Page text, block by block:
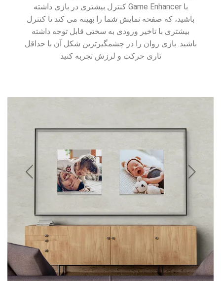
با Game Enhancer کنترل بیشتری در بازی داشته
باشید، که صفحه نمایش شما را بهینه می کند تا کنترل
بیشتری با تاخیر ورودی به سختی قابل توجه داشته
باشید. بازی روان را در چشمگیرترین شکل آن با حداقل
تاری حرکت و لرزش تجربه کنید